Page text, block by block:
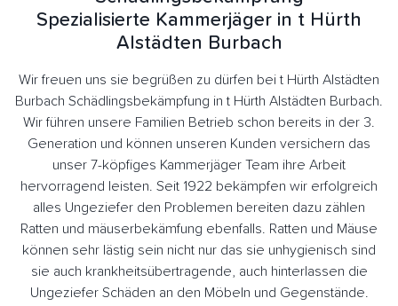
Spezialisierte Kammerjäger in t Hürth
Alstädten Burbach
Wir freuen uns sie begrüßen zu dürfen bei t Hürth Alstädten
Burbach Schädlingsbekämpfung in t Hürth Alstädten Burbach.
Wir führen unsere Familien Betrieb schon bereits in der 3.
Generation und können unseren Kunden versichern das
unser 7-köpfiges Kammerjäger Team ihre Arbeit
hervorragend leisten. Seit 1922 bekämpfen wir erfolgreich
alles Ungeziefer den Problemen bereiten dazu zählen
Ratten und mäuserbekämfung ebenfalls. Ratten und Mäuse
können sehr lästig sein nicht nur das sie unhygienisch sind
sie auch krankheitsübertragende, auch hinterlassen die
Ungeziefer Schäden an den Möbeln und Gegenstände.